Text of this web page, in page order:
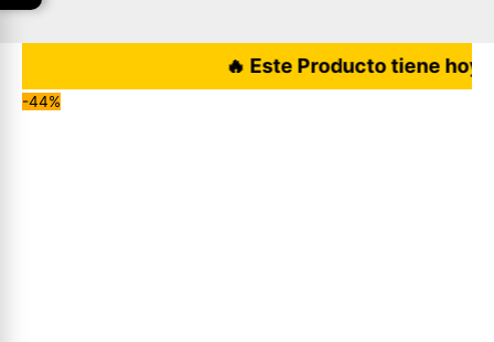
🔥 Este Producto tiene hoy
-44%